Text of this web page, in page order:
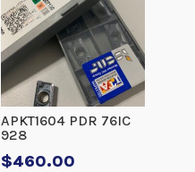
APKT1604 PDR 76IC
928
$460.00